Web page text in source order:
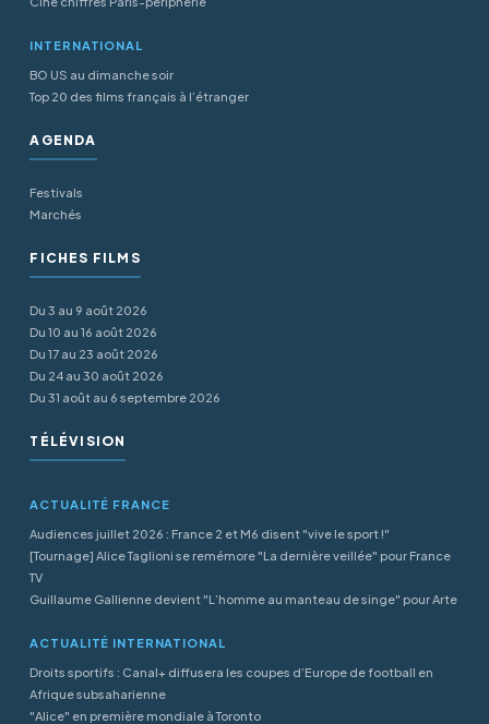
INTERNATIONAL
BO US au dimanche soir
Top 20 des films français à l’étranger
AGENDA
Festivals
Marchés
FICHES FILMS
Du 3 au 9 août 2026
Du 10 au 16 août 2026
Du 17 au 23 août 2026
Du 24 au 30 août 2026
Du 31 août au 6 septembre 2026
TÉLÉVISION
ACTUALITÉ FRANCE
Audiences juillet 2026 : France 2 et M6 disent "vive le sport !"
[Tournage] Alice Taglioni se remémore "La dernière veillée" pour France
TV
Guillaume Gallienne devient "L’homme au manteau de singe" pour Arte
ACTUALITÉ INTERNATIONAL
Droits sportifs : Canal+ diffusera les coupes d’Europe de football en
Afrique subsaharienne
"Alice" en première mondiale à Toronto